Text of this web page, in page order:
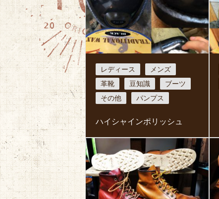
レディース
メンズ
革靴
豆知識
ブーツ
その他
パンプス
ハイシャインポリッシュ